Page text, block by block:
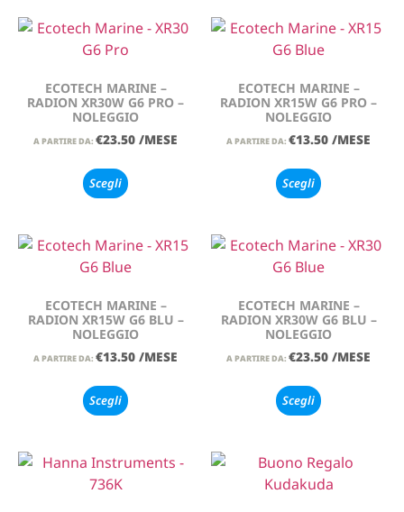
ECOTECH MARINE –
RADION XR30W G6 PRO –
NOLEGGIO
A PARTIRE DA: €23.50 /MESE
Scegli
ECOTECH MARINE –
RADION XR15W G6 PRO –
NOLEGGIO
A PARTIRE DA: €13.50 /MESE
Scegli
ECOTECH MARINE –
RADION XR15W G6 BLU –
NOLEGGIO
A PARTIRE DA: €13.50 /MESE
Scegli
ECOTECH MARINE –
RADION XR30W G6 BLU –
NOLEGGIO
A PARTIRE DA: €23.50 /MESE
Scegli